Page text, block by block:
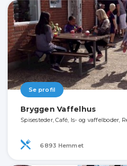
Se profil
Bryggen Vaffelhus
Spisesteder, Café, Is- og vaffelboder,
6893 Hemmet